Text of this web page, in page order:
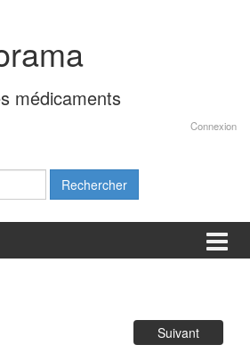
médicaments
Connexion
Suivant